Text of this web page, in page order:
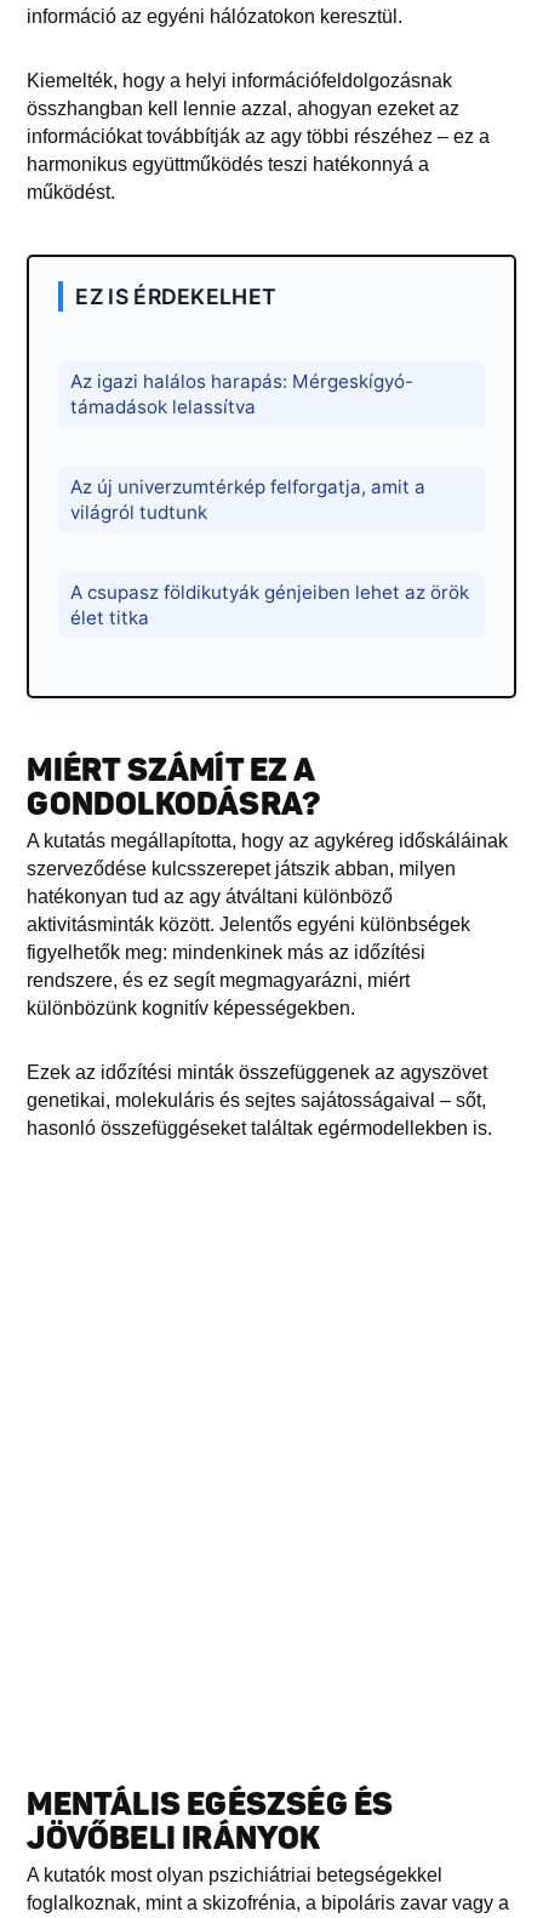
információ az egyéni hálózatokon keresztül.
Kiemelték, hogy a helyi információfeldolgozásnak
összhangban kell lennie azzal, ahogyan ezeket az
információkat továbbítják az agy többi részéhez – ez a
harmonikus együttműködés teszi hatékonnyá a
működést.
EZ IS ÉRDEKELHET
Az igazi halálos harapás: Mérgeskígyó-
támadások lelassítva
Az új univerzumtérkép felforgatja, amit a
világról tudtunk
A csupasz földikutyák génjeiben lehet az örök
élet titka
MIÉRT SZÁMÍT EZ A
GONDOLKODÁSRA?
A kutatás megállapította, hogy az agykéreg időskáláinak
szerveződése kulcsszerepet játszik abban, milyen
hatékonyan tud az agy átváltani különböző
aktivitásminták között. Jelentős egyéni különbségek
figyelhetők meg: mindenkinek más az időzítési
rendszere, és ez segít megmagyarázni, miért
különbözünk kognitív képességekben.
Ezek az időzítési minták összefüggenek az agyszövet
genetikai, molekuláris és sejtes sajátosságaival – sőt,
hasonló összefüggéseket találtak egérmodellekben is.
MENTÁLIS EGÉSZSÉG ÉS
JÖVŐBELI IRÁNYOK
A kutatók most olyan pszichiátriai betegségekkel
foglalkoznak, mint a skizofrénia, a bipoláris zavar vagy a